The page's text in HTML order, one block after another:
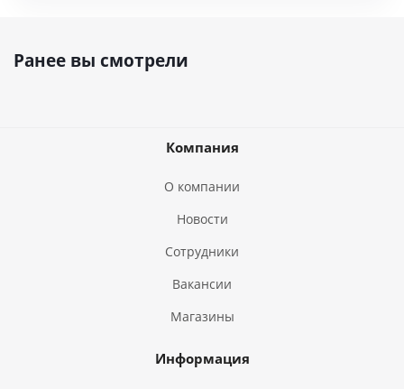
Ранее вы смотрели
Компания
О компании
Новости
Сотрудники
Вакансии
Магазины
Информация